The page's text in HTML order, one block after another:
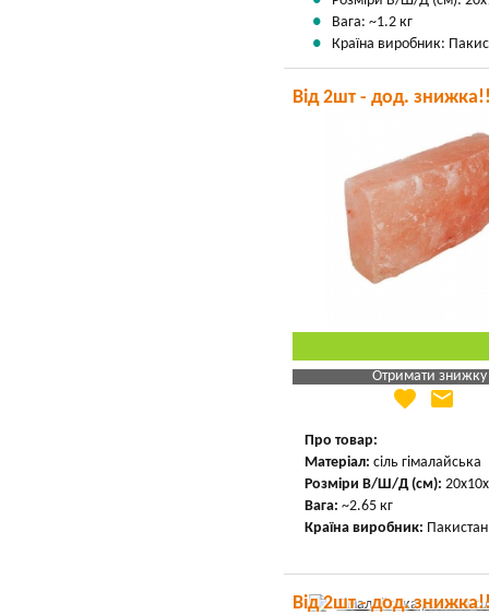
Вага: ~1.2 кг
Країна виробник:
Від 2шт - дод.
Отримати знижку
Яка Ваша ціна
favorite email
Про товар:
Матеріал: сіль гімалайська
Розміри В/Ш/Д (см):
Вага: ~2.65 кг
Країна виробник: Пакистан
Від 2шт - дод.